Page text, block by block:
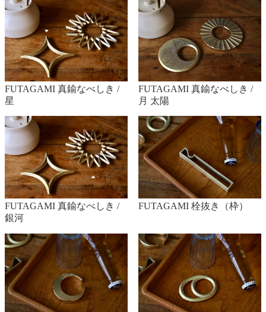
FUTAGAMI 真鍮なべしき /
星
FUTAGAMI 真鍮なべしき /
月 太陽
FUTAGAMI 真鍮なべしき /
銀河
FUTAGAMI 栓抜き（枠）